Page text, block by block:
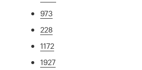
973
228
1172
1927